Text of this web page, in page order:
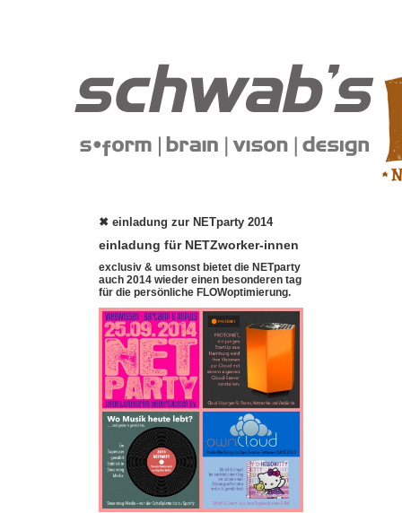
✖ einladung zur NETparty 2014
einladung für NETZworker-innen
exclusiv & umsonst bietet die NETparty
auch 2014 wieder einen besonderen tag
für die persönliche FLOWoptimierung.